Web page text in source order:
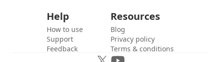
Help
How to use
Support
Feedback
Resources
Blog
Privacy policy
Terms & conditions